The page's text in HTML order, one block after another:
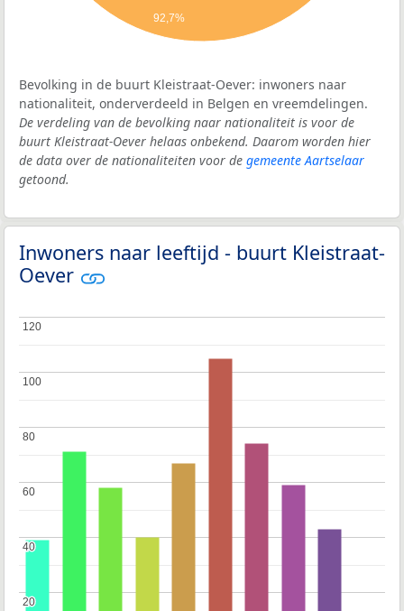
92,7%
Bevolking in de buurt Kleistraat-Oever: inwoners naar
nationaliteit, onderverdeeld in Belgen en vreemdelingen.
De verdeling van de bevolking naar nationaliteit is voor de
buurt Kleistraat-Oever helaas onbekend. Daarom worden hier
de data over de nationaliteiten voor de gemeente Aartselaar
getoond.
Inwoners naar leeftijd - buurt Kleistraat-
Oever
20
20
40
40
60
60
80
80
100
100
120
120